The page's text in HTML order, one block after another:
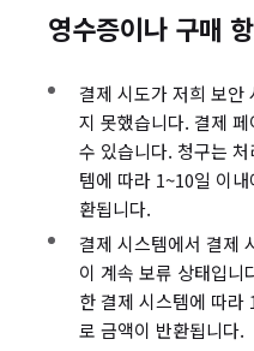
영수증이나 구매
결제 시도가 저희 보안
지 못했습니다. 결제
수 있습니다. 청구는
템에 따라 1~10일 이
환됩니다.
결제 시스템에서 결제
이 계속 보류 상태입니
한 결제 시스템에 따라
로 금액이 반환됩니다.